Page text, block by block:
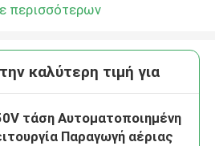
περισσότερων
καλύτερη τιμή για
τάση Αυτοματοποιημένη
Παραγωγή αέριας